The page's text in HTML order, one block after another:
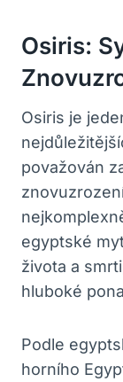
Osiris:
Osiris je
považován
egyptské
života a
hluboké
Podle
horního